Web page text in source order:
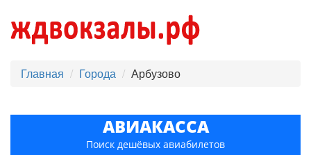
Главная Города Арбузово
АВИАКАССА
Поиск дешёвых авиабилетов